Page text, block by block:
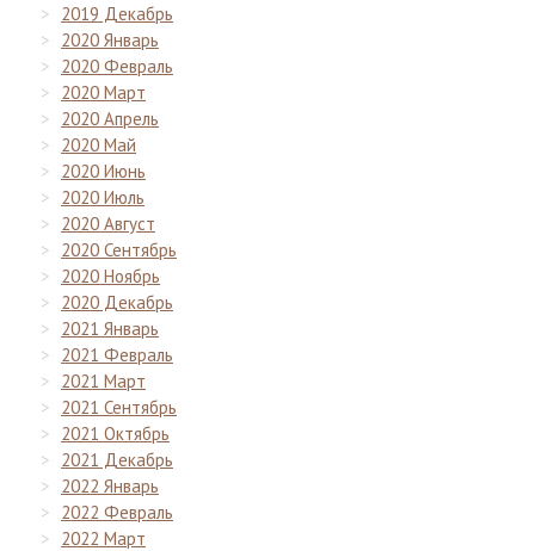
2019 Декабрь
2020 Январь
2020 Февраль
2020 Март
2020 Апрель
2020 Май
2020 Июнь
2020 Июль
2020 Август
2020 Сентябрь
2020 Ноябрь
2020 Декабрь
2021 Январь
2021 Февраль
2021 Март
2021 Сентябрь
2021 Октябрь
2021 Декабрь
2022 Январь
2022 Февраль
2022 Март